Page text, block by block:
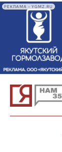
РЕКЛАМА • YGMZ.RU